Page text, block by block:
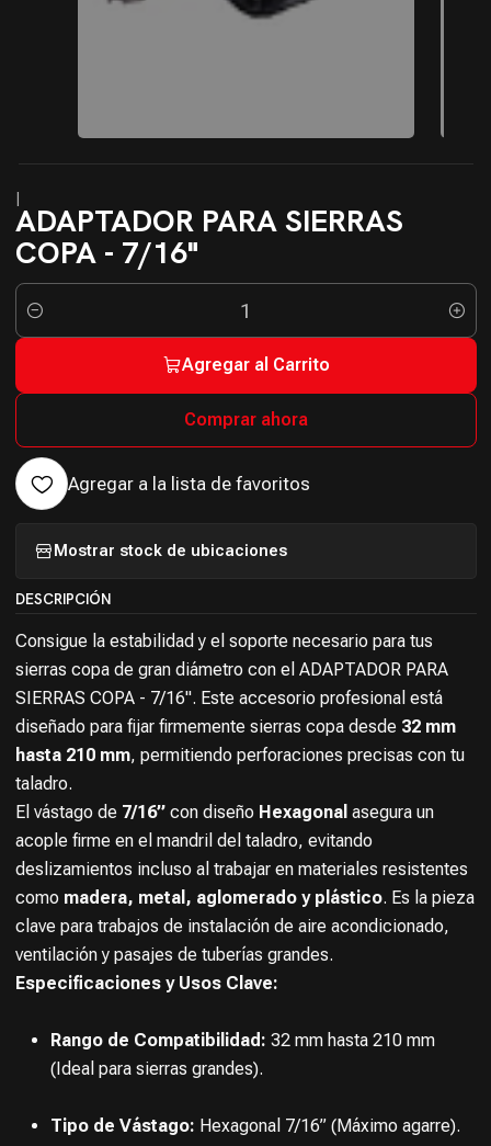
|
ADAPTADOR PARA SIERRAS
COPA - 7/16"
Cantidad
Agregar al Carrito
Comprar ahora
Agregar a la lista de favoritos
Mostrar stock de ubicaciones
DESCRIPCIÓN
Consigue la estabilidad y el soporte necesario para tus
sierras copa de gran diámetro con el ADAPTADOR PARA
SIERRAS COPA - 7/16". Este accesorio profesional está
diseñado para fijar firmemente sierras copa desde 32 mm
hasta 210 mm, permitiendo perforaciones precisas con tu
taladro.
El vástago de 7/16”con diseño Hexagonal asegura un
acople firme en el mandril del taladro, evitando
deslizamientos incluso al trabajar en materiales resistentes
como madera, metal, aglomerado y plástico. Es la pieza
clave para trabajos de instalación de aire acondicionado,
ventilación y pasajes de tuberías grandes.
Especificaciones y Usos Clave:
Rango de Compatibilidad: 32 mm hasta 210 mm
(Ideal para sierras grandes).
Tipo de Vástago: Hexagonal 7/16” (Máximo agarre).